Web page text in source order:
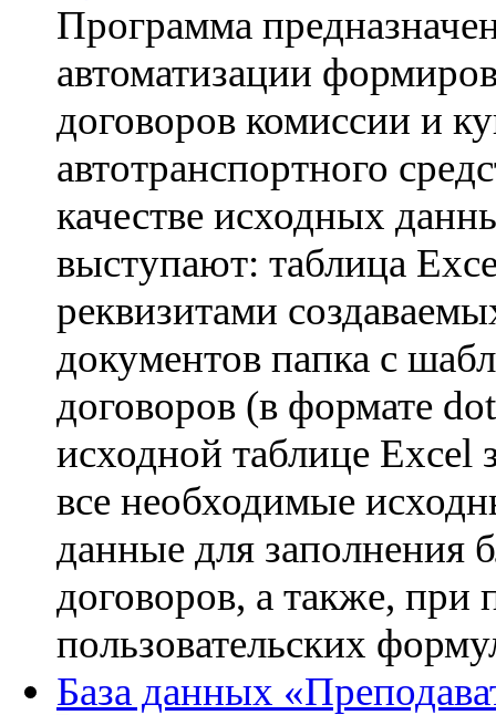
Программа
автоматизации
договоров комиссии и
автотранспортного
качестве исходных
выступают: таблица
реквизитами
документов папка с
договоров (в формате
исходной таблице Excel
все необходимые
данные для заполнения
договоров, а также,
пользовательских
База данных